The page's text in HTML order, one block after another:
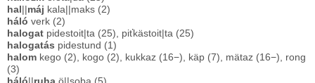
hal
máj kala||maks (2)
háló verk (2)
halogat pidestoit|ta (25), piťkästoit|ta (25)
halogatás pidestund (1)
halom kego (2), kogo (2), kukkaz (16−), käp (7), mätaz (16−), rong
(3)